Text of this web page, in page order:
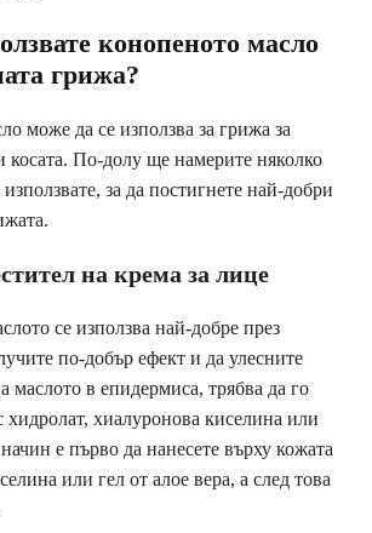
конопеното масло
грижа?
може да се използва за грижа за
косата. По-долу ще намерите няколко
използвате, за да постигнете най-добри
на крема за лице
се използва най-добре през
по-добър ефект и да улесните
маслото в епидермиса, трябва да го
хидролат, хиалуронова киселина или
е първо да нанесете върху кожата
или гел от алое вера, а след това